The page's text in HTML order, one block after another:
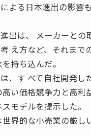
よる日本進出の影響
出は、 メーカーとの
え方など、それまで
持ち込んだ。
、す べて自社開発し
い価格競争力と高利
モデルを提示した。
界的な小売業の厳し